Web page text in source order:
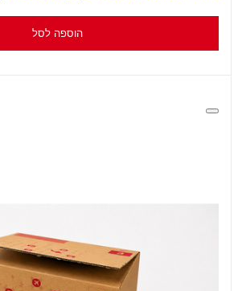
הוספה לסל